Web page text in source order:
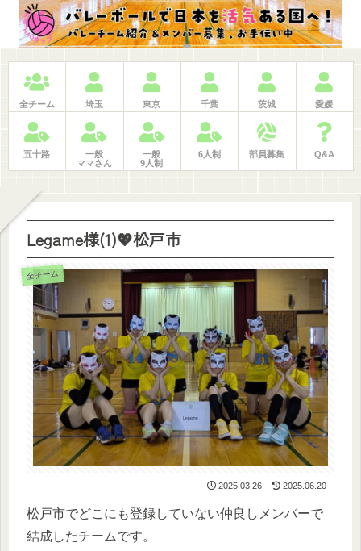
全チーム 埼玉 東京 千葉 茨城 愛媛
五十路
一般
ママさん
一般
9人制
6人制 部員募集 Q&A
Legame様(1)💖松戸市
全チーム
2025.03.26 2025.06.20
松戸市でどこにも登録していない仲良しメンバーで
結成したチームです。
ホーム 日程・申込 大会記録 LINE問合せ BLOG 検索 仕事紹介